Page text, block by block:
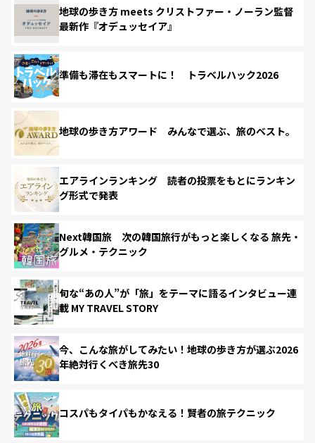
地球の歩き方 meets クリストファー・ノーラン監督
最新作『オデュッセイア』
準備も滞在もスマートに！ トラベルハック2026
地球の歩き方アワード みんなで選ぶ、旅のベスト。
エアラインランキング 読者の投票をもとにランキン
グ形式で発表
Next韓国旅 次の韓国旅行がもっと楽しくなる 旅先・
グルメ・テクニック
旬な“あの人”が「旅」をテーマに語るインタビュー連
載 MY TRAVEL STORY
今、こんな旅がしてみたい！地球の歩き方が選ぶ2026
年絶対行くべき旅先30
コスパもタイパもかなえる！賢者の旅テクニック